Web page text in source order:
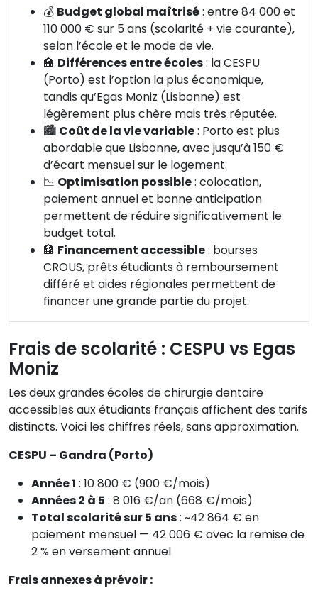
💰 Budget global maîtrisé: entre 84 000 et
110 000 € sur 5 ans (scolarité + vie courante),
selon l’école et le mode de vie.
🏫 Différences entre écoles: la CESPU
(Porto) est l’option la plus économique,
tandis qu’Egas Moniz (Lisbonne) est
légèrement plus chère mais très réputée.
🏙️ Coût de la vie variable: Porto est plus
abordable que Lisbonne, avec jusqu’à 150 €
d’écart mensuel sur le logement.
📉 Optimisation possible: colocation,
paiement annuel et bonne anticipation
permettent de réduire significativement le
budget total.
🏦 Financement accessible: bourses
CROUS, prêts étudiants à remboursement
différé et aides régionales permettent de
financer une grande partie du projet.
Frais de scolarité : CESPU vs Egas
Moniz
Les deux grandes écoles de chirurgie dentaire
accessibles aux étudiants français affichent des tarifs
distincts. Voici les chiffres réels, sans approximation.
CESPU – Gandra (Porto)
Année 1 : 10 800 € (900 €/mois)
Années 2 à 5 : 8 016 €/an (668 €/mois)
Total scolarité sur 5 ans: ~42 864 € en
paiement mensuel — 42 006 € avec la remise de
2 % en versement annuel
Frais annexes à prévoir :